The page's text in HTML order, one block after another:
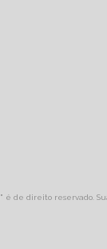
" é de direito reservado.